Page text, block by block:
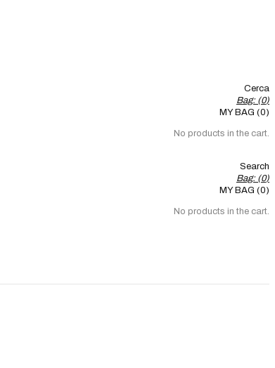
Cerca
Bag: (0)
MY BAG (0)
No products in the cart.
Search
Bag: (0)
MY BAG (0)
No products in the cart.